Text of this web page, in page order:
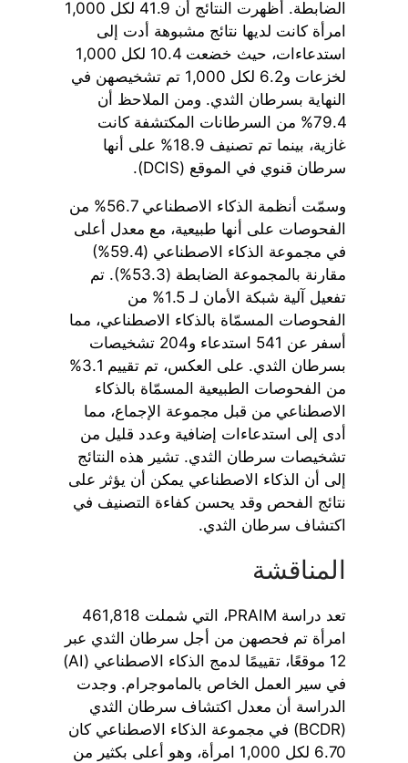
الضابطة. أظهرت النتائج أن 41.9 لكل 1,000
امرأة كانت لديها نتائج مشبوهة أدت إلى
استدعاءات، حيث خضعت 10.4 لكل 1,000
لخزعات و6.2 لكل 1,000 تم تشخيصهن في
النهاية بسرطان الثدي. ومن الملاحظ أن
79.4% من السرطانات المكتشفة كانت
غازية، بينما تم تصنيف 18.9% على أنها
سرطان قنوي في الموقع (DCIS).
وسمّت أنظمة الذكاء الاصطناعي 56.7% من
الفحوصات على أنها طبيعية، مع معدل أعلى
في مجموعة الذكاء الاصطناعي (59.4%)
مقارنة بالمجموعة الضابطة (53.3%). تم
تفعيل آلية شبكة الأمان لـ 1.5% من
الفحوصات المسمّاة بالذكاء الاصطناعي، مما
أسفر عن 541 استدعاء و204 تشخيصات
بسرطان الثدي. على العكس، تم تقييم 3.1%
من الفحوصات الطبيعية المسمّاة بالذكاء
الاصطناعي من قبل مجموعة الإجماع، مما
أدى إلى استدعاءات إضافية وعدد قليل من
تشخيصات سرطان الثدي. تشير هذه النتائج
إلى أن الذكاء الاصطناعي يمكن أن يؤثر على
نتائج الفحص وقد يحسن كفاءة التصنيف في
اكتشاف سرطان الثدي.
المناقشة
تعد دراسة PRAIM، التي شملت 461,818
امرأة تم فحصهن من أجل سرطان الثدي عبر
12 موقعًا، تقييمًا لدمج الذكاء الاصطناعي (AI)
في سير العمل الخاص بالماموجرام. وجدت
الدراسة أن معدل اكتشاف سرطان الثدي
(BCDR) في مجموعة الذكاء الاصطناعي كان
6.70 لكل 1,000 امرأة، وهو أعلى بكثير من